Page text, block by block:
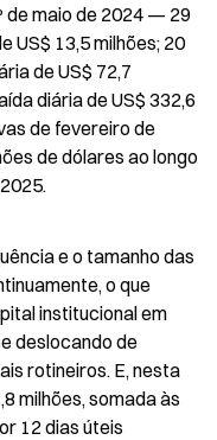
de maio de 2024 — 29
US$ 13,5 milhões; 20
de US$ 72,7
diária de US$ 332,6
de fevereiro de
de dólares ao longo
e o tamanho das
o que
institucional em
deslocando de
rotineiros. E, nesta
milhões, somada às
12 dias úteis